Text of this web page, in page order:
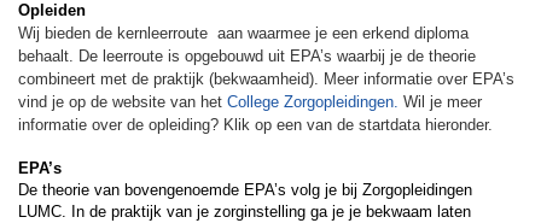
Opleiden
Wij bieden de kernleerroute aan waarmee je een erkend diploma
behaalt. De leerroute is opgebouwd uit EPA’s waarbij je de theorie
combineert met de praktijk (bekwaamheid). Meer informatie over EPA’s
vind je op de website van het College Zorgopleidingen. Wil je meer
informatie over de opleiding? Klik op een van de startdata hieronder.
EPA’s
De theorie van bovengenoemde EPA’s volg je bij Zorgopleidingen
LUMC. In de praktijk van je zorginstelling ga je je bekwaam laten